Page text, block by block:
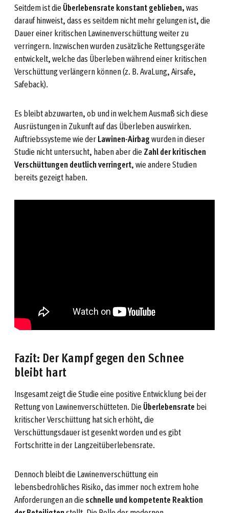
Seitdem ist dieÜberlebensrate konstant geblieben,was
darauf hinweist, dass es seitdem nicht mehr gelungen ist, die
Dauer einer kritischen Lawinenverschüttung weiter zu
verringern. Inzwischen wurden zusätzliche Rettungsgeräte
entwickelt, welche das Überleben während einer kritischen
Verschüttung verlängern können (z. B. AvaLung, Airsafe,
Safeback).
Es bleibt abzuwarten, ob und in welchem Ausmaß sich diese
Ausrüstungen in Zukunft auf das Überleben auswirken.
Auftriebssysteme wie derLawinen-Airbagwurden in dieser
Studie nicht untersucht, haben aber dieZahl der kritischen
Verschüttungen deutlich verringert, wie andere Studien
bereits gezeigt haben.
Fazit: Der Kampf gegen den Schnee
bleibt hart
Insgesamt zeigt die Studie eine positive Entwicklung bei der
Rettung von Lawinenverschütteten. DieÜberlebensrate bei
kritischer Verschüttung hat sich erhöht, die
Verschüttungsdauer ist gesenkt worden und es gibt
Fortschritte in der Langzeitüberlebensrate.
Dennoch bleibt die Lawinenverschüttung ein
lebensbedrohliches Risiko, das immer noch extrem hohe
Anforderungen an dieschnelle und kompetente Reaktion